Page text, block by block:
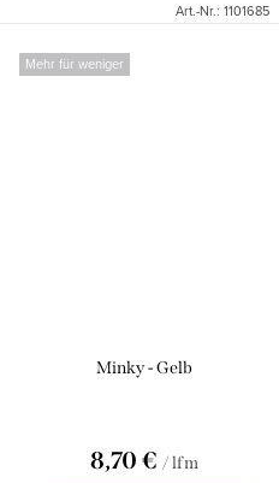
Art.-Nr.: 1101685
Mehr für weniger
Minky - Gelb
8,70 € / lfm